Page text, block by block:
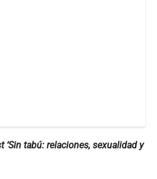
‘Sin tabú: relaciones, sexualidad y